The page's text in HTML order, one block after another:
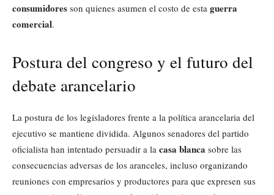
consumidores son quienes asumen el costo de esta guerra
comercial.
Postura del congreso y el futuro del
debate arancelario
La postura de los legisladores frente a la política arancelaria del
ejecutivo se mantiene dividida. Algunos senadores del partido
oficialista han intentado persuadir a la casa blanca sobre las
consecuencias adversas de los aranceles, incluso organizando
reuniones con empresarios y productores para que expresen sus